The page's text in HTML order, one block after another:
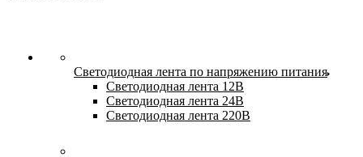
Светодиодная лента по напряжению питания
Светодиодная лента 12В
Светодиодная лента 24В
Светодиодная лента 220В